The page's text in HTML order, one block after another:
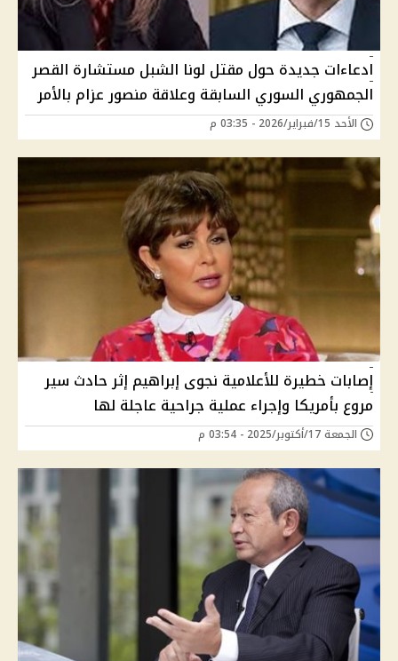
ادعاءات جديدة حول مقتل لونا الشبل مستشارة القصر
الجمهوري السوري السابقة وعلاقة منصور عزام بالأمر
الأحد 15/فبراير/2026 - 03:35 م
إصابات خطيرة للأعلامية نجوى إبراهيم إثر حادث سير
مروع بأمريكا وإجراء عملية جراحية عاجلة لها
الجمعة 17/أكتوبر/2025 - 03:54 م